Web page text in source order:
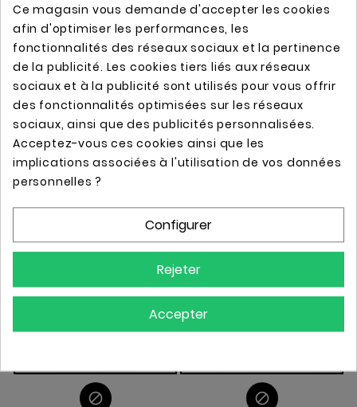

ÉQUERRE POUR
ÉTAGÈRE MURALE AVEC
PATINE NOIRE (GRIS
ANTHRACITE). POUR
TABLETTES DE 15, 20
OU 25 CM
Ref: M3-N
19,99 €

ÉQUERRE POUR
ÉTAGÈRE MURALE DE 15
CM (EN ACIER BRUT)
14,99 €
 
Ce magasin vous demande d'accepter les cookies
afin d'optimiser les performances, les
fonctionnalités des réseaux sociaux et la pertinence
de la publicité. Les cookies tiers liés aux réseaux
sociaux et à la publicité sont utilisés pour vous offrir
des fonctionnalités optimisées sur les réseaux
sociaux, ainsi que des publicités personnalisées.
Acceptez-vous ces cookies ainsi que les
implications associées à l'utilisation de vos données
personnelles ?
Configurer
Rejeter
Accepter